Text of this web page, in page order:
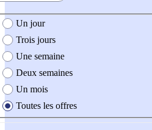
création de l'offre
Un jour
Trois jours
Une semaine
Deux semaines
Un mois
Toutes les offres